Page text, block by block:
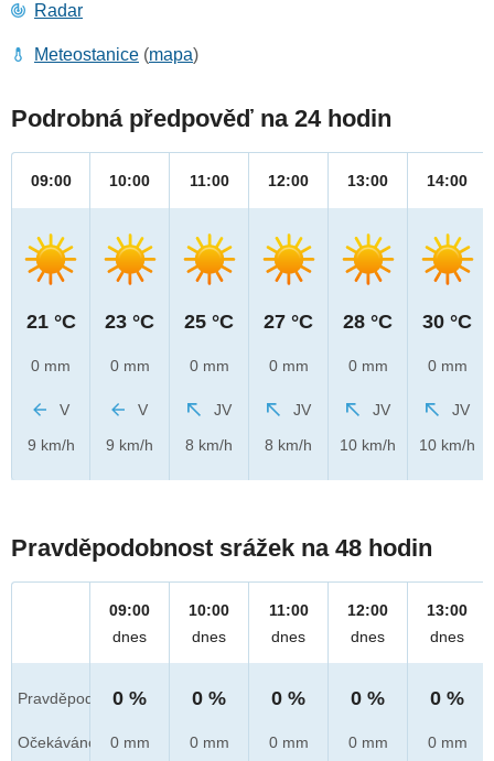
Radar
Meteostanice (mapa)
Podrobná předpověď na 24 hodin
09:00
21 °C
0 mm
V
9 km/h
10:00
23 °C
0 mm
V
9 km/h
11:00
25 °C
0 mm
JV
8 km/h
12:00
27 °C
0 mm
JV
8 km/h
13:00
28 °C
0 mm
JV
10 km/h
14:00
30 °C
0 mm
JV
10 km/h
Pravděpodobnost srážek na 48 hodin
Pravděpod.
Očekáváno
09:00
dnes
0 %
0 mm
10:00
dnes
0 %
0 mm
11:00
dnes
0 %
0 mm
12:00
dnes
0 %
0 mm
13:00
dnes
0 %
0 mm